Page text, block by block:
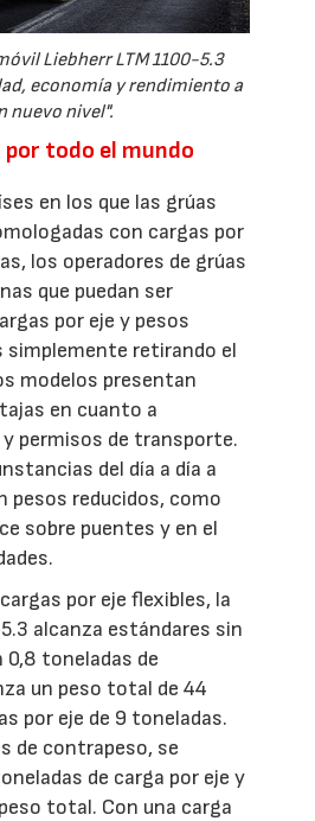
Liebherr LTM 1100-5.3
economía y rendimiento a
nuevo nivel".
todo el mundo
en los que las grúas
con cargas por
los operadores de grúas
que puedan ser
por eje y pesos
simplemente retirando el
modelos presentan
en cuanto a
permisos de transporte.
del día a día a
pesos reducidos, como
sobre puentes y en el
por eje flexibles, la
alcanza estándares sin
0,8 toneladas de
un peso total de 44
por eje de 9 toneladas.
de contrapeso, se
de carga por eje y
total. Con una carga